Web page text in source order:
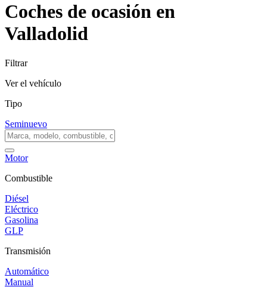
Coches de ocasión en
Valladolid
Filtrar
Ver el vehículo
Tipo
Seminuevo
Motor
Combustible
Diésel
Eléctrico
Gasolina
GLP
Transmisión
Automático
Manual